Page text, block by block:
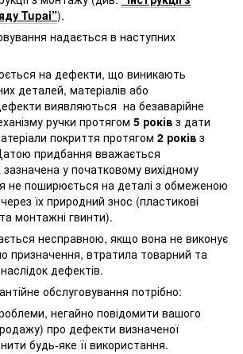
Tupai”).
надається в наступних
на дефекти, що виникають
деталей, матеріалів або
виявляються на безаварійне
ручки протягом 5 років з дати
покриття протягом 2 років з
придбання вважається
у початковому вихідному
не поширюється на деталі з обмеженою
їх природний знос (пластикові
монтажні гвинти).
несправною, якщо вона не виконує
призначення, втратила товарний та
дефектів.
обслуговування потрібно:
негайно повідомити вашого
про дефекти визначеної
будь-яке її використання.